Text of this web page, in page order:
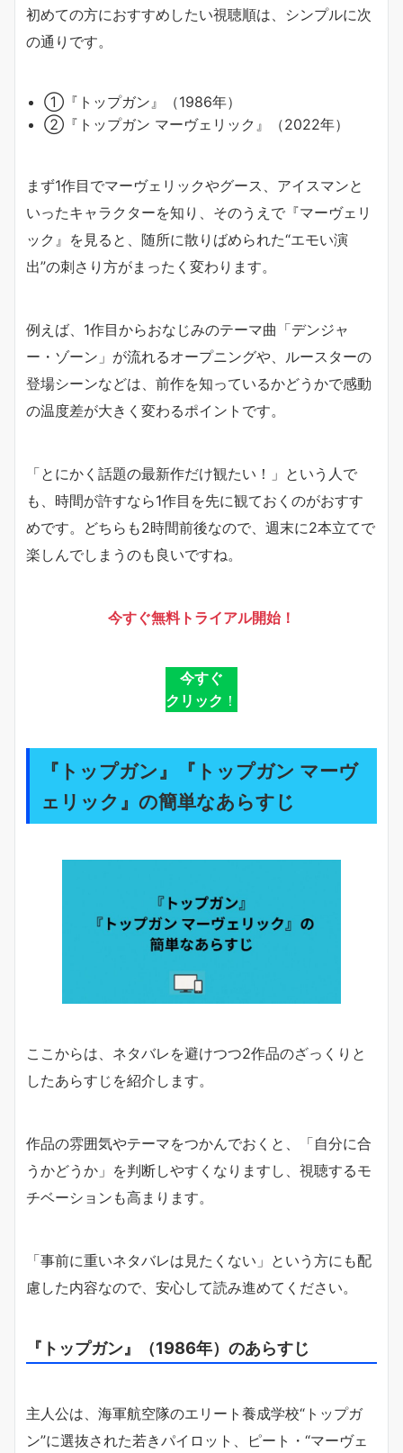
初めての方におすすめしたい視聴順は、シンプルに次
の通りです。
①『トップガン』（1986年）
②『トップガン マーヴェリック』（2022年）
まず1作目でマーヴェリックやグース、アイスマンと
いったキャラクターを知り、そのうえで『マーヴェリ
ック』を見ると、随所に散りばめられた“エモい演
出”の刺さり方がまったく変わります。
例えば、1作目からおなじみのテーマ曲「デンジャ
ー・ゾーン」が流れるオープニングや、ルースターの
登場シーンなどは、前作を知っているかどうかで感動
の温度差が大きく変わるポイントです。
「とにかく話題の最新作だけ観たい！」という人で
も、時間が許すなら1作目を先に観ておくのがおすす
めです。どちらも2時間前後なので、週末に2本立てで
楽しんでしまうのも良いですね。
今すぐ無料トライアル開始！
今すぐ
クリック ！
『トップガン』『トップガン マーヴ
ェリック』の簡単なあらすじ
ここからは、ネタバレを避けつつ2作品のざっくりと
したあらすじを紹介します。
作品の雰囲気やテーマをつかんでおくと、「自分に合
うかどうか」を判断しやすくなりますし、視聴するモ
チベーションも高まります。
「事前に重いネタバレは見たくない」という方にも配
慮した内容なので、安心して読み進めてください。
『トップガン』（1986年）のあらすじ
主人公は、海軍航空隊のエリート養成学校“トップガ
ン”に選抜された若きパイロット、ピート・“マーヴェ